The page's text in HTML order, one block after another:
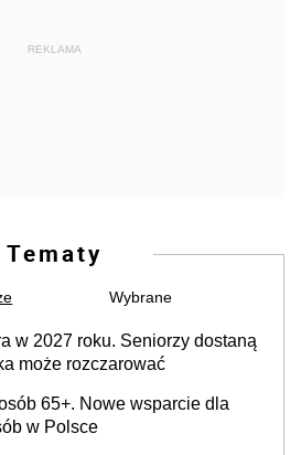
REKLAMA
Tematy
Wybrane
w 2027 roku. Seniorzy dostaną
może rozczarować
65+. Nowe wsparcie dla
w Polsce